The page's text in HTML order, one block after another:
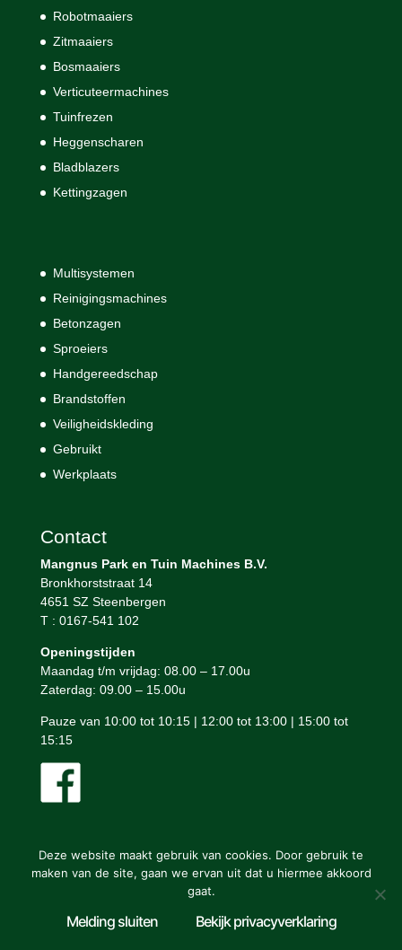
Robotmaaiers
Zitmaaiers
Bosmaaiers
Verticuteermachines
Tuinfrezen
Heggenscharen
Bladblazers
Kettingzagen
Multisystemen
Reinigingsmachines
Betonzagen
Sproeiers
Handgereedschap
Brandstoffen
Veiligheidskleding
Gebruikt
Werkplaats
Contact
Mangnus Park en Tuin Machines B.V.
Bronkhorststraat 14
4651 SZ Steenbergen
T : 0167-541 102
Openingstijden
Maandag t/m vrijdag: 08.00 – 17.00u
Zaterdag: 09.00 – 15.00u
Pauze van 10:00 tot 10:15 | 12:00 tot 13:00 | 15:00 tot
15:15
Vermeulen Steenbergen
Deze website maakt gebruik van cookies. Door gebruik te
maken van de site, gaan we ervan uit dat u hiermee akkoord
gaat.
Melding sluiten Bekijk privacyverklaring